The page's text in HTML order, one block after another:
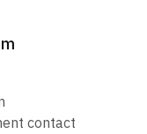
contact